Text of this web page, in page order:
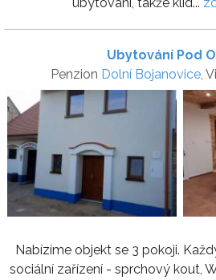
Ubytování Pod
Penzion Dolní Bojanovice,
Nabízíme objekt se 3 pokoji.
sociální zařízení - sprchový kout,